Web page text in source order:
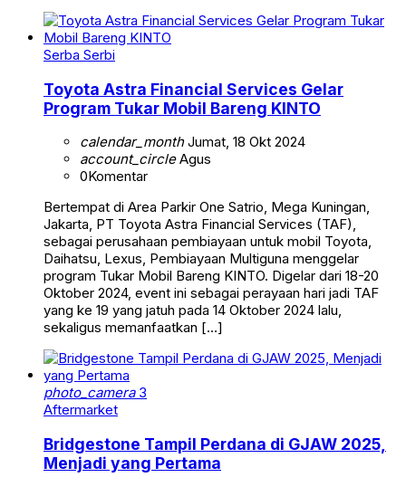
Serba Serbi
Toyota Astra Financial Services Gelar
Program Tukar Mobil Bareng KINTO
calendar_monthJumat, 18 Okt 2024
account_circleAgus
0Komentar
Bertempat di Area Parkir One Satrio, Mega Kuningan,
Jakarta, PT Toyota Astra Financial Services (TAF),
sebagai perusahaan pembiayaan untuk mobil Toyota,
Daihatsu, Lexus, Pembiayaan Multiguna menggelar
program Tukar Mobil Bareng KINTO. Digelar dari 18-20
Oktober 2024, event ini sebagai perayaan hari jadi TAF
yang ke 19 yang jatuh pada 14 Oktober 2024 lalu,
sekaligus memanfaatkan […]
photo_camera3
Aftermarket
Bridgestone Tampil Perdana di GJAW 2025,
Menjadi yang Pertama